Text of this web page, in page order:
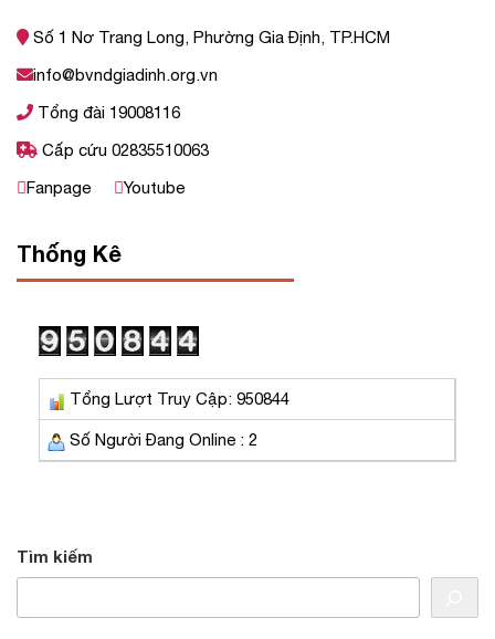
Số 1 Nơ Trang Long, Phường Gia Định, TP.HCM
info@bvndgiadinh.org.vn
Tổng đài 19008116
Cấp cứu 02835510063
Fanpage
Youtube
Thống Kê
Tổng Lượt Truy Cập: 950844
Số Người Đang Online : 2
Tìm kiếm